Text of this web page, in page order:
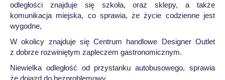
odległości znajduje się szkoła, oraz sklepy, a także
komunikacja miejska, co sprawia, że życie codzienne jest
wygodne,
W okolicy znajduje się Centrum handlowe Designer Outlet
z dobrze rozwiniętym zapleczem gastronomicznym.
Niewielka odległość od przystanku autobusowego, sprawia
że dojazd do bezproblemowy.